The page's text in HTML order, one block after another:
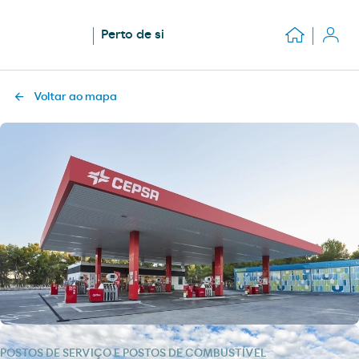
Perto de si
Voltar ao mapa
POSTOS DE SERVIÇO E POSTOS DE COMBUSTÍVEL